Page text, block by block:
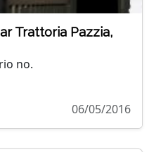
Trattoria Pazzia,
no.
06/05/2016